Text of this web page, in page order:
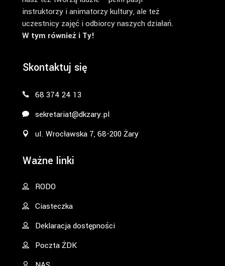
instruktorzy i animatorzy kultury, ale też
uczestnicy zajęć i odbiorcy naszych działań.
W tym również i Ty!
Skontaktuj się
68 374 24 13
sekretariat@dkzary.pl
ul. Wrocławska 7, 68-200 Żary
Ważne linki
RODO
Ciasteczka
Deklaracja dostępności
Poczta ŻDK